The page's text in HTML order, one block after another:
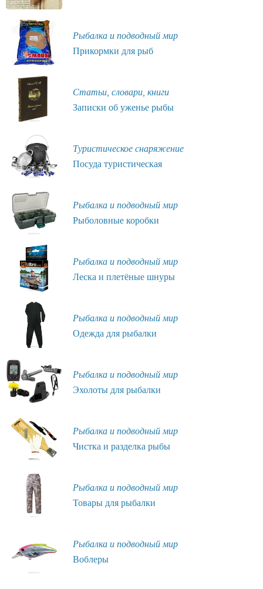
Рыбалка и подводный мир
Прикормки для рыб
Статьи, словари, книги
Записки об уженье рыбы
Туристическое снаряжение
Посуда туристическая
Рыбалка и подводный мир
Рыболовные коробки
Рыбалка и подводный мир
Леска и плетёные шнуры
Рыбалка и подводный мир
Одежда для рыбалки
Рыбалка и подводный мир
Эхолоты для рыбалки
Рыбалка и подводный мир
Чистка и разделка рыбы
Рыбалка и подводный мир
Товары для рыбалки
Рыбалка и подводный мир
Воблеры